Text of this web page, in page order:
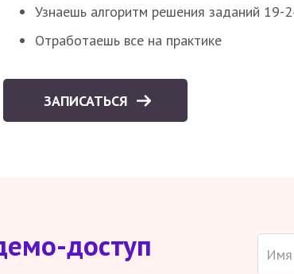
Узнаешь алгоритм решения заданий 19-
Отработаешь все на практике
ЗАПИСАТЬСЯ
доступ